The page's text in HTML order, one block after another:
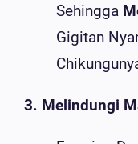
Sehingga
Gigitan
3. Melindungi